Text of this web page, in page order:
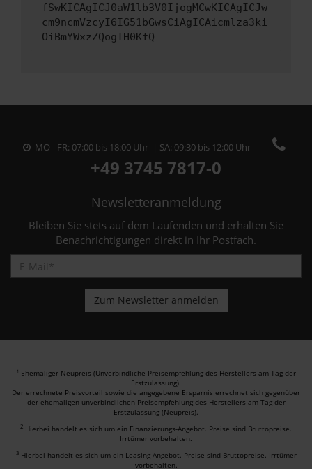
fSwKICAgICJ0aW1lb3V0IjogMCwKICAgICJw
cm9ncmVzcyI6IG51bGwsCiAgICAicmlza3ki
OiBmYWxzZQogIH0KfQ==
MO - FR: 07:00 bis 18:00 Uhr | SA: 09:30 bis 12:00 Uhr
+49 3745 7817-0
Newsletteranmeldung
Bleiben Sie stets auf dem Laufenden und erhalten Sie
Benachrichtigungen direkt in Ihr Postfach.
1 Ehemaliger Neupreis (Unverbindliche Preisempfehlung des Herstellers am Tag der
Erstzulassung).
Der errechnete Preisvorteil sowie die angegebene Ersparnis errechnet sich gegenüber
der ehemaligen unverbindlichen Preisempfehlung des Herstellers am Tag der
Erstzulassung (Neupreis).
2 Hierbei handelt es sich um ein Finanzierungs-Angebot. Preise sind Bruttopreise.
Irrtümer vorbehalten.
3 Hierbei handelt es sich um ein Leasing-Angebot. Preise sind Bruttopreise. Irrtümer
vorbehalten.